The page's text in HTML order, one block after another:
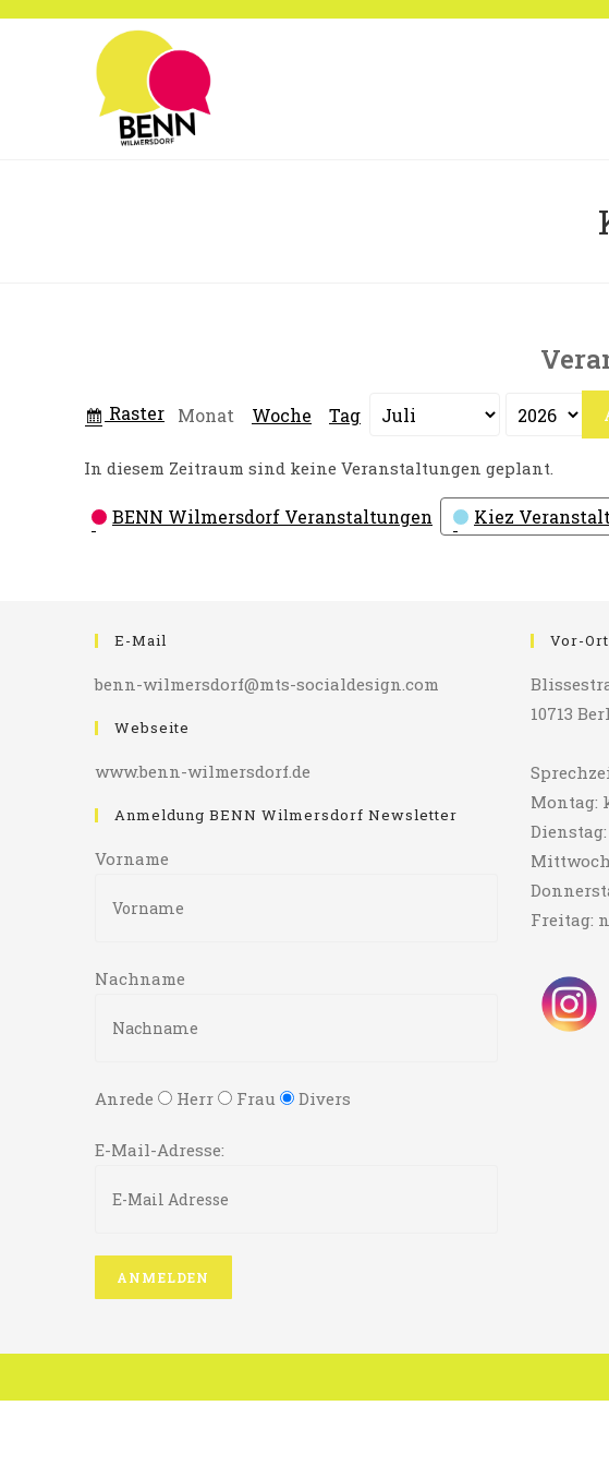
Anzeigen
Raster Monat Woche Tag Monat
Jahr
In diesem Zeitraum sind keine Veranstaltungen geplant.
Kategorien
BENN Wilmersdorf Veranstaltungen Kiez
E-Mail
benn-wilmersdorf@mts-socialdesign.com
Webseite
www.benn-wilmersdorf.de
Anmeldung BENN Wilmersdorf Newsletter
Vorname
Nachname
Anrede Herr Frau Divers
E-Mail-Adresse:
Vor-
10713
Montag:
Dienstag:
Freitag: